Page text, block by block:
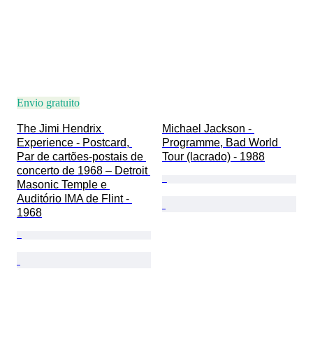
Envio gratuito
The Jimi Hendrix
Experience - Postcard,
Par de cartões-postais de
concerto de 1968 – Detroit
Masonic Temple e
Auditório IMA de Flint -
1968
Michael Jackson -
Programme, Bad World
Tour (lacrado) - 1988